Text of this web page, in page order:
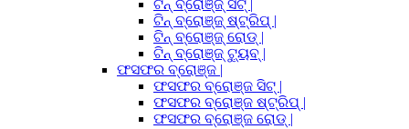
ଟିନ୍ ବ୍ରୋଞ୍ଜ୍ ସିଟ୍ |
ଟିନ୍ ବ୍ରୋଞ୍ଜ୍ ଷ୍ଟ୍ରିପ୍ |
ଟିନ୍ ବ୍ରୋଞ୍ଜ୍ ରୋଡ୍ |
ଟିନ୍ ବ୍ରୋଞ୍ଜ୍ ଟ୍ୟୁବ୍ |
ଫସଫର ବ୍ରୋଞ୍ଜ |
ଫସଫର ବ୍ରୋଞ୍ଜ ସିଟ୍ |
ଫସଫର ବ୍ରୋଞ୍ଜ ଷ୍ଟ୍ରିପ୍ |
ଫସଫର ବ୍ରୋଞ୍ଜ ରୋଡ୍ |